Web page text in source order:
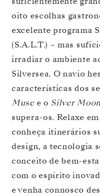
oito escolhas
excelente programa
(S.A.L.T.) – mas
irradiar o ambiente
Silversea. O navio
características dos
Musee o Silver Moon
supera-os. Relaxe
conheça itinerários
design, a tecnologia
conceito de bem-
com o espírito
e venha connosco